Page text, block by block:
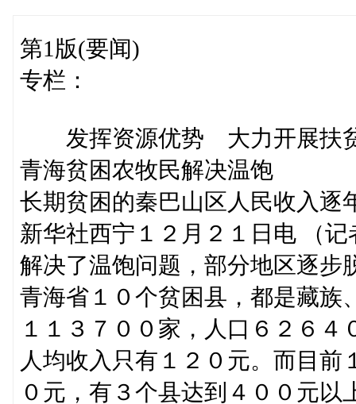
第1版(要闻)
专栏：
发挥资源优势 大力开展扶
青海贫困农牧民解决温饱
长期贫困的秦巴山区人民收入逐
新华社西宁１２月２１日电 （
解决了温饱问题，部分地区逐步
青海省１０个贫困县，都是藏族
１１３７００家，人口６２６
人均收入只有１２０元。而目
０元，有３个县达到４００元以